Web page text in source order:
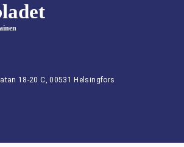
18-20 C, 00531 Helsingfors